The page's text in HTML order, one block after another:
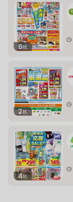
6枚
2枚
4枚